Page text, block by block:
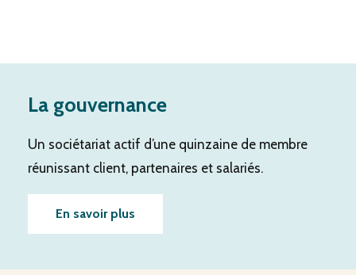
La gouvernance
Un sociétariat actif d’une quinzaine de membre
réunissant client, partenaires et salariés.
En savoir plus